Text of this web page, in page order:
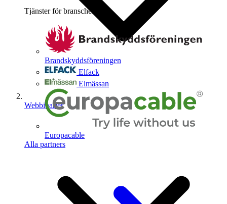
Tjänster för branschen
Brandskyddsföreningen
Elfack
Elmässan
Europacable
Alla partners
Webbinarier